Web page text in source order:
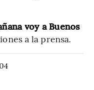
voy a Buenos
a la prensa.
04